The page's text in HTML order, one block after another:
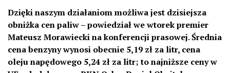
Dzięki naszym działaniom możliwa jest dzisiejsza
obniżka cen paliw – powiedział we wtorek premier
Mateusz Morawiecki na konferencji prasowej. Średnia
cena benzyny wynosi obecnie 5,19 zł za litr, cena
oleju napędowego 5,24 zł za litr; to najniższe ceny w